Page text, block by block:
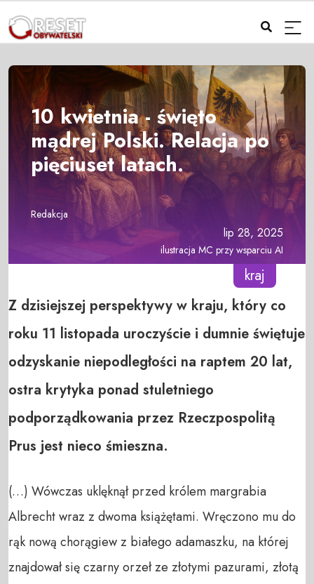
10 kwietnia - święto
mądrej Polski. Relacja po
pięciuset latach.
Redakcja
lip 28, 2025
ilustracja MC przy wsparciu AI
kraj
Z dzisiejszej perspektywy w kraju, który co
roku 11 listopada uroczyście i dumnie świętuje
odzyskanie niepodległości na raptem 20 lat,
ostra krytyka ponad stuletniego
podporządkowania przez Rzeczpospolitą
Prus jest nieco śmieszna.
(…) Wówczas uklęknął przed królem margrabia
Albrecht wraz z dwoma książęta­mi. Wręczono mu do
rąk nową chorągiew z białego adamaszku, na której
znajdował się czarny orzeł ze złotymi pazurami, złotą